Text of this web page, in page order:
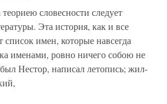
словесности следует
Эта история, как и все
список имен, которые навсегда
именами, ровно ничего собою не
Нестор, написал летопись; жил-